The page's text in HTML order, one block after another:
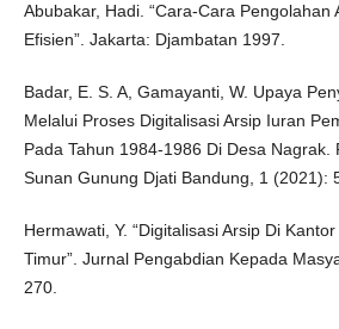
Abubakar, Hadi. “Cara-Cara Pengolahan
Efisien”. Jakarta: Djambatan 1997.
Badar, E. S. A, Gamayanti, W. Upaya
Melalui Proses Digitalisasi Arsip Iuran
Pada Tahun 1984-1986 Di Desa Nagrak.
Sunan Gunung Djati Bandung, 1 (2021):
Hermawati, Y. “Digitalisasi Arsip Di
Timur”. Jurnal Pengabdian Kepada
270.